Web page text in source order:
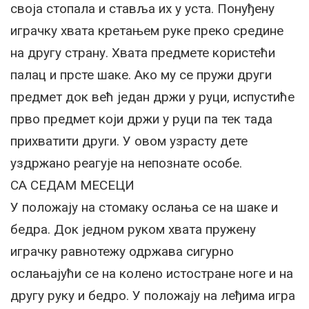
своја стопала и ставља их у уста. Понуђену
играчку хвата кретањем руке преко средине
на другу страну. Хвата предмете користећи
палац и прсте шаке. Ако му се пружи други
предмет док већ један држи у руци, испустиће
прво предмет који држи у руци па тек тада
прихватити други. У овом узрасту дете
уздржано реагује на непознате особе.
СА СЕДАМ МЕСЕЦИ
У положају на стомаку ослања се на шаке и
бедра. Док једном руком хвата пружену
играчку равнотежу одржава сигурно
ослањајући се на колено истостране ноге и на
другу руку и бедро. У положају на леђима игра